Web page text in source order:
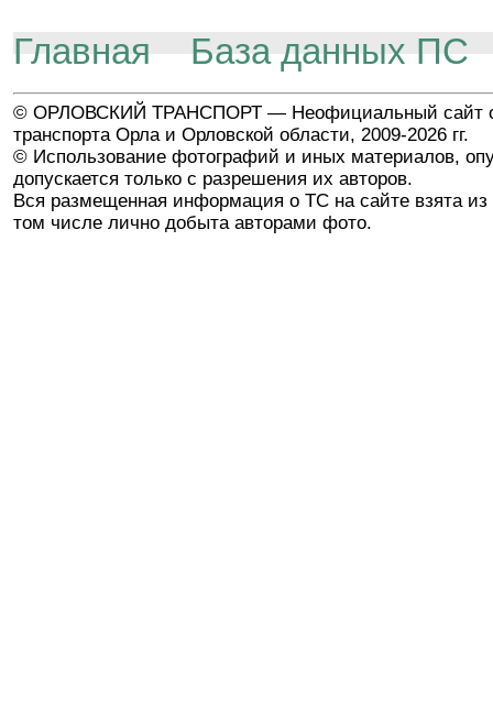
Главная
База данных ПС
© ОРЛОВСКИЙ ТРАНСПОРТ — Неофициальный сайт
транспорта Орла и Орловской области, 2009-2026 гг.
© Использование фотографий и иных материалов,
допускается только с разрешения их авторов.
Вся размещенная информация о ТС на сайте взята из
том числе лично добыта авторами фото.